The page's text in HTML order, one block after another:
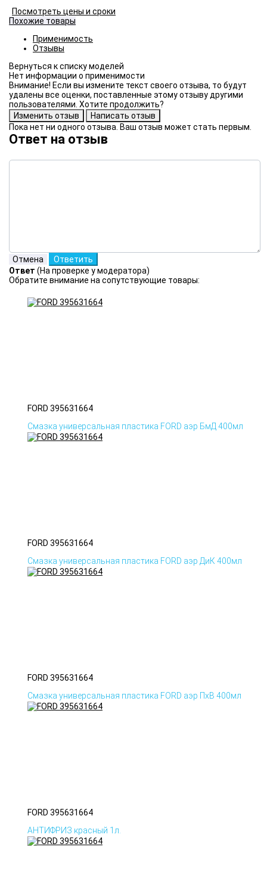
Посмотреть цены и сроки
Похожие товары
Применимость
Отзывы
Нет информации о применимости
Внимание! Если вы измените текст своего отзыва, то будут
удалены все оценки, поставленные этому отзыву другими
пользователями. Хотите продолжить?
Пока нет ни одного отзыва. Ваш отзыв может стать первым.
Ответ на отзыв
Ответ (На проверке у модератора)
Обратите внимание на сопутствующие товары:
FORD 395631664
Смазка универсальная пластика FORD аэр БмД 400мл
FORD 395631664
Смазка универсальная пластика FORD аэр ДиК 400мл
FORD 395631664
Смазка универсальная пластика FORD аэр ПхВ 400мл
FORD 395631664
АНТИФРИЗ красный 1л.